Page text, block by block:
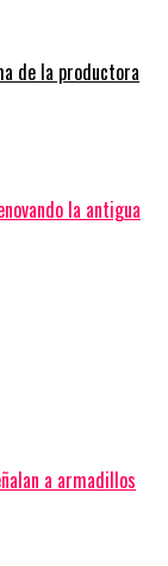
de la productora
la antigua
a armadillos